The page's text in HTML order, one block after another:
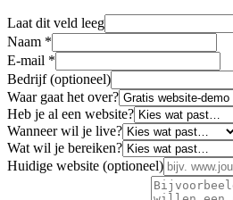
Laat dit veld leeg
Naam *
E-mail *
Bedrijf(optioneel)
Waar gaat het over?
Heb je al een website?
Wanneer wil je live?
Wat wil je bereiken?
Huidige website (optioneel)